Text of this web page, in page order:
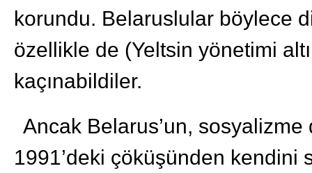
korundu. Belaruslular böylece
özellikle de (Yeltsin yönetimi
kaçınabildiler.
Ancak Belarus’un,
1991’deki çöküşünden kendini